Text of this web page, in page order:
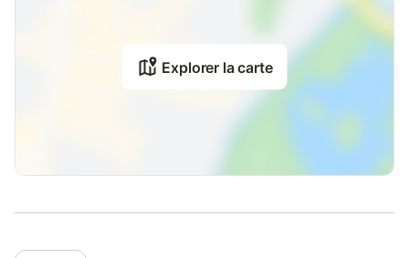
Explorer la carte